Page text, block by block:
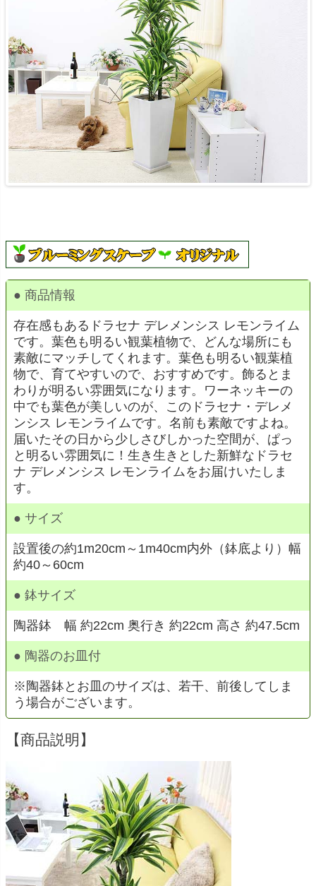
● 商品情報
存在感もあるドラセナ デレメンシス レモンライム
です。葉色も明るい観葉植物で、どんな場所にも
素敵にマッチしてくれます。葉色も明るい観葉植
物で、育てやすいので、おすすめです。飾るとま
わりが明るい雰囲気になります。ワーネッキーの
中でも葉色が美しいのが、このドラセナ・デレメ
ンシス レモンライムです。名前も素敵ですよね。
届いたその日から少しさびしかった空間が、ぱっ
と明るい雰囲気に！生き生きとした新鮮なドラセ
ナ デレメンシス レモンライムをお届けいたしま
す。
● サイズ
設置後の約1m20cm～1m40cm内外（鉢底より）幅
約40～60cm
● 鉢サイズ
陶器鉢 幅 約22cm 奥行き 約22cm 高さ 約47.5cm
● 陶器のお皿付
※陶器鉢とお皿のサイズは、若干、前後してしま
う場合がございます。
【商品説明】